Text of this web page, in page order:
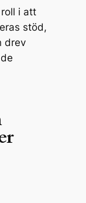
i att
stöd,
drev